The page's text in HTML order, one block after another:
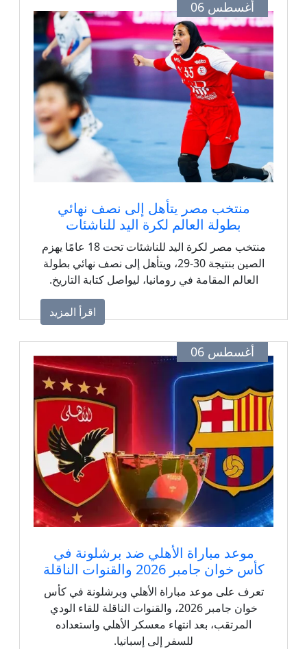
أغسطس 06
منتخب مصر يتأهل إلى نصف نهائي
بطولة العالم لكرة اليد للناشئات
منتخب مصر لكرة اليد للناشئات تحت 18 عامًا يهزم
الصين بنتيجة 30-29، ويتأهل إلى نصف نهائي بطولة
العالم المقامة في رومانيا، ليواصل كتابة التاريخ.
اقرأ المزيد
أغسطس 06
موعد مباراة الأهلي ضد برشلونة في
كأس خوان جامبر 2026 والقنوات الناقلة
تعرف على موعد مباراة الأهلي وبرشلونة في كأس
خوان جامبر 2026، والقنوات الناقلة للقاء الودي
المرتقب، بعد انتهاء معسكر الأهلي واستعداده
للسفر إلى إسبانيا.